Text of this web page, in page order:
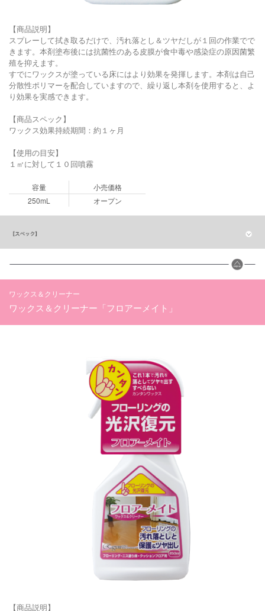
【商品説明】
スプレーして拭き取るだけで、汚れ落とし＆ツヤだしが１回の作業でで
きます。本剤塗布後には抗菌性のある皮膜が食中毒や感染症の原因菌繁
殖を抑えます。
すでにワックスが塗っている床にはより効果を発揮します。本剤は自己
分散性ポリマーを配合していますので、繰り返し本剤を使用すると、よ
り効果を実感できます。
【商品スペック】
ワックス効果持続期間：約１ヶ月
【使用の目安】
１㎡に対して１０回噴霧
容量
小売価格
250mL
オープン
ワックス＆クリーナー
ワックス＆クリーナー「フロアーメイト」
【商品説明】